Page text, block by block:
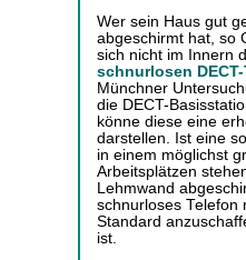
Wer sein Haus gut
abgeschirmt hat, so
sich nicht im Innern
schnurlosen
Münchner
die DECT-
könne diese eine
darstellen. Ist eine
in einem möglichst
Arbeitsplätzen
Lehmwand
schnurloses Telefon
Standard
ist.